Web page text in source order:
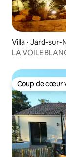
Villa ⋅ Jard-sur-
LA VOILE
Coup de cœur
Coup de cœur